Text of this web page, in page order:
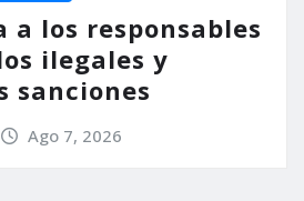
a los responsables
ilegales y
sanciones
Ago 7, 2026